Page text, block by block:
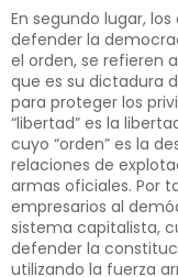
En segundo lugar,
defender la
el orden, se refieren
que es su dictadura
para proteger los
“libertad” es la
cuyo “orden” es la
relaciones de
armas oficiales. Por
empresarios al
sistema capitalista,
defender la
utilizando la fuerza